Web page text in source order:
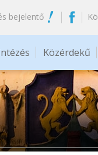
bejelentő
Közérdekű